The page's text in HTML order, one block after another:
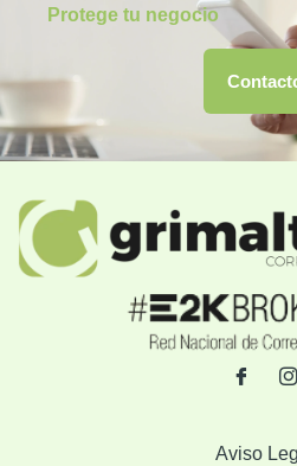
Protege tu negocio
Aviso